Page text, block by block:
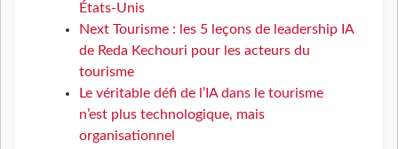
États-Unis
Next Tourisme : les 5 leçons de leadership IA
de Reda Kechouri pour les acteurs du
tourisme
Le véritable défi de l’IA dans le tourisme
n’est plus technologique, mais
organisationnel